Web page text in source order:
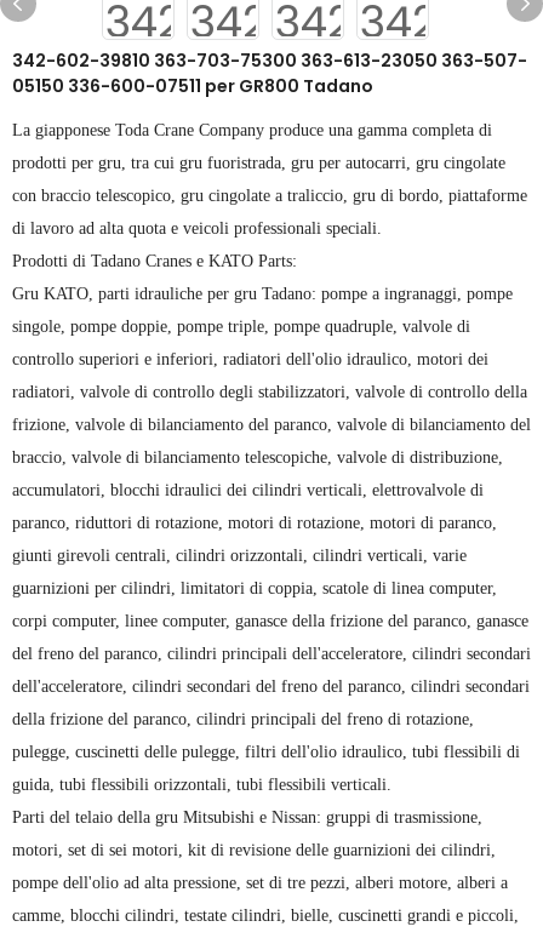
342-602-39810 363-703-75300 363-613-23050 363-507-
05150 336-600-07511 per GR800 Tadano
La giapponese Toda Crane Company produce una gamma completa di
prodotti per gru, tra cui gru fuoristrada, gru per autocarri, gru cingolate
con braccio telescopico, gru cingolate a traliccio, gru di bordo, piattaforme
di lavoro ad alta quota e veicoli professionali speciali.
Prodotti di Tadano Cranes e KATO Parts:
Gru KATO, parti idrauliche per gru Tadano: pompe a ingranaggi, pompe
singole, pompe doppie, pompe triple, pompe quadruple, valvole di
controllo superiori e inferiori, radiatori dell'olio idraulico, motori dei
radiatori, valvole di controllo degli stabilizzatori, valvole di controllo della
frizione, valvole di bilanciamento del paranco, valvole di bilanciamento del
braccio, valvole di bilanciamento telescopiche, valvole di distribuzione,
accumulatori, blocchi idraulici dei cilindri verticali, elettrovalvole di
paranco, riduttori di rotazione, motori di rotazione, motori di paranco,
giunti girevoli centrali, cilindri orizzontali, cilindri verticali, varie
guarnizioni per cilindri, limitatori di coppia, scatole di linea computer,
corpi computer, linee computer, ganasce della frizione del paranco, ganasce
del freno del paranco, cilindri principali dell'acceleratore, cilindri secondari
dell'acceleratore, cilindri secondari del freno del paranco, cilindri secondari
della frizione del paranco, cilindri principali del freno di rotazione,
pulegge, cuscinetti delle pulegge, filtri dell'olio idraulico, tubi flessibili di
guida, tubi flessibili orizzontali, tubi flessibili verticali.
Parti del telaio della gru Mitsubishi e Nissan: gruppi di trasmissione,
motori, set di sei motori, kit di revisione delle guarnizioni dei cilindri,
pompe dell'olio ad alta pressione, set di tre pezzi, alberi motore, alberi a
camme, blocchi cilindri, testate cilindri, bielle, cuscinetti grandi e piccoli,